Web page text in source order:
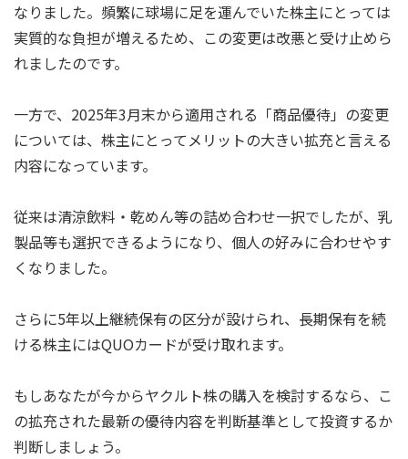
なりました。頻繁に球場に足を運んでいた株主にとっては
実質的な負担が増えるため、この変更は改悪と受け止めら
れましたのです。
一方で、2025年3月末から適用される「商品優待」の変更
については、株主にとってメリットの大きい拡充と言える
内容になっています。
従来は清涼飲料・乾めん等の詰め合わせ一択でしたが、乳
製品等も選択できるようになり、個人の好みに合わせやす
くなりました。
さらに5年以上継続保有の区分が設けられ、長期保有を続
ける株主にはQUOカードが受け取れます。
もしあなたが今からヤクルト株の購入を検討するなら、こ
の拡充された最新の優待内容を判断基準として投資するか
判断しましょう。